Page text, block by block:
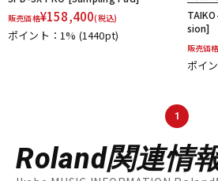
販売価格¥158,400(税込)
ポイント：1% (1440pt)
sion]
販売価
ポイ
1
Roland関連情